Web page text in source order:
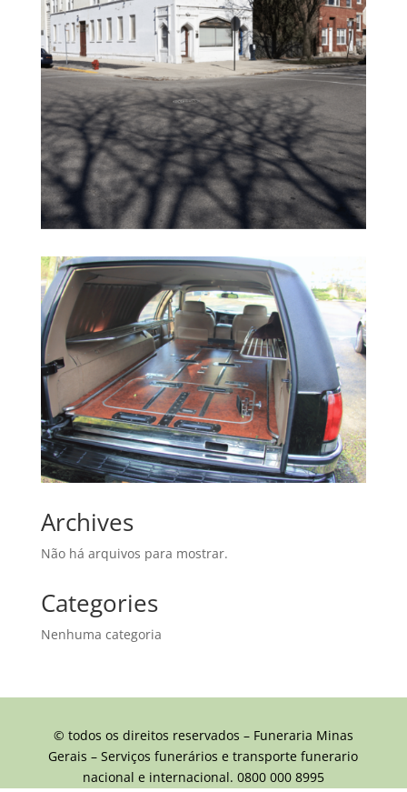
Archives
Não há arquivos para mostrar.
Categories
Nenhuma categoria
© todos os direitos reservados – Funeraria Minas
Gerais – Serviços funerários e transporte funerario
nacional e internacional. 0800 000 8995